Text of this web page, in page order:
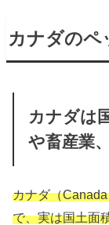
カナダのペ
カナダは
や畜産業
カナダ（
で、実は国土面